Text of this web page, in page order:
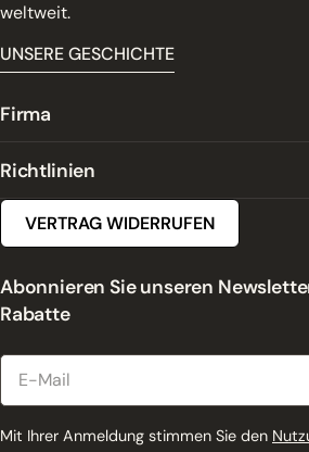
weltweit.
UNSERE GESCHICHTE
Firma
Richtlinien
Abonnieren Sie unseren
Rabatte
Mit Ihrer Anmeldung stimmen Sie den
VERTRAG WIDERRUFEN